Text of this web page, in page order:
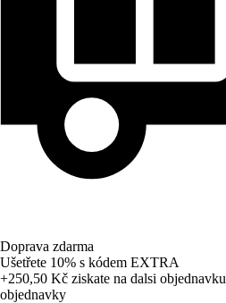
Doprava zdarma
Ušetřete 10% s kódem EXTRA
+250,50 Kč ziskate na dalsi objednavku
objednavky